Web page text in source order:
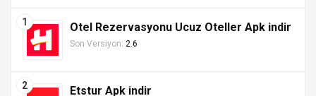
Otel Rezervasyonu Ucuz Oteller Apk indir
Son Versiyon: 2.6
Etstur Apk indir